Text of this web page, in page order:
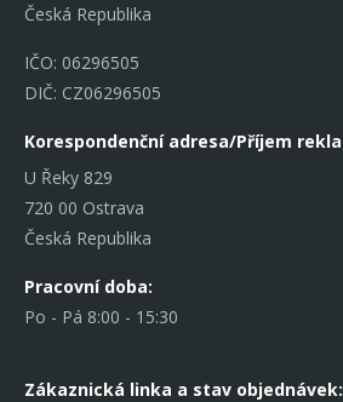
Česká Republika
IČO: 06296505
DIČ: CZ06296505
Korespondenční adresa/Příjem
U Řeky 829
720 00 Ostrava
Česká Republika
Pracovní doba:
Po - Pá 8:00 - 15:30
Zákaznická linka a stav objednávek: